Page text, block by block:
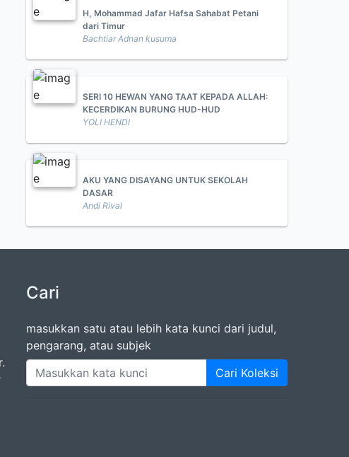
H, Mohammad Jafar Hafsa Sahabat Petani
dari Timur
Bachtiar Adnan kusuma
SERI 10 HEWAN YANG TAAT KEPADA ALLAH:
KECERDIKAN BURUNG HUD-HUD
YOLI HENDI
AKU YANG DISAYANG UNTUK SEKOLAH
DASAR
Andi Rival
Cari
masukkan satu atau lebih kata kunci dari judul,
pengarang, atau subjek
Cari Koleksi